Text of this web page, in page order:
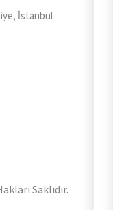
İstanbul
Saklıdır.